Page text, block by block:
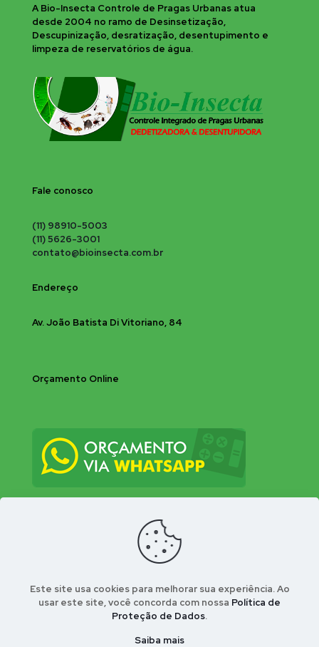
A Bio-Insecta Controle de Pragas Urbanas atua
desde 2004 no ramo de Desinsetização,
Descupinização, desratização, desentupimento e
limpeza de reservatórios de água.
Fale conosco
(11) 98910-5003
(11) 5626-3001
contato@bioinsecta.com.br
Endereço
Av. João Batista Di Vitoriano, 84
Orçamento Online
© 2026 Bio-Insecta Controle Integrado de Pragas
Urbanas . Desenvolvido por Conect Webla - Portal
Este site usa cookies para melhorar sua experiência. Ao
usar este site, você concorda com nossa Política de
Proteção de Dados.
Saiba mais